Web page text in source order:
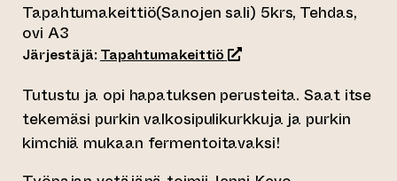
Tapahtumakeittiö(Sanojen sali) 5krs, Tehdas,
ovi A3
Järjestäjä: Tapahtumakeittiö (siirtyy toiseen
Tutustu ja opi hapatuksen perusteita. Saat itse
tekemäsi purkin valkosipulikurkkuja ja purkin
kimchiä mukaan fermentoitavaksi!